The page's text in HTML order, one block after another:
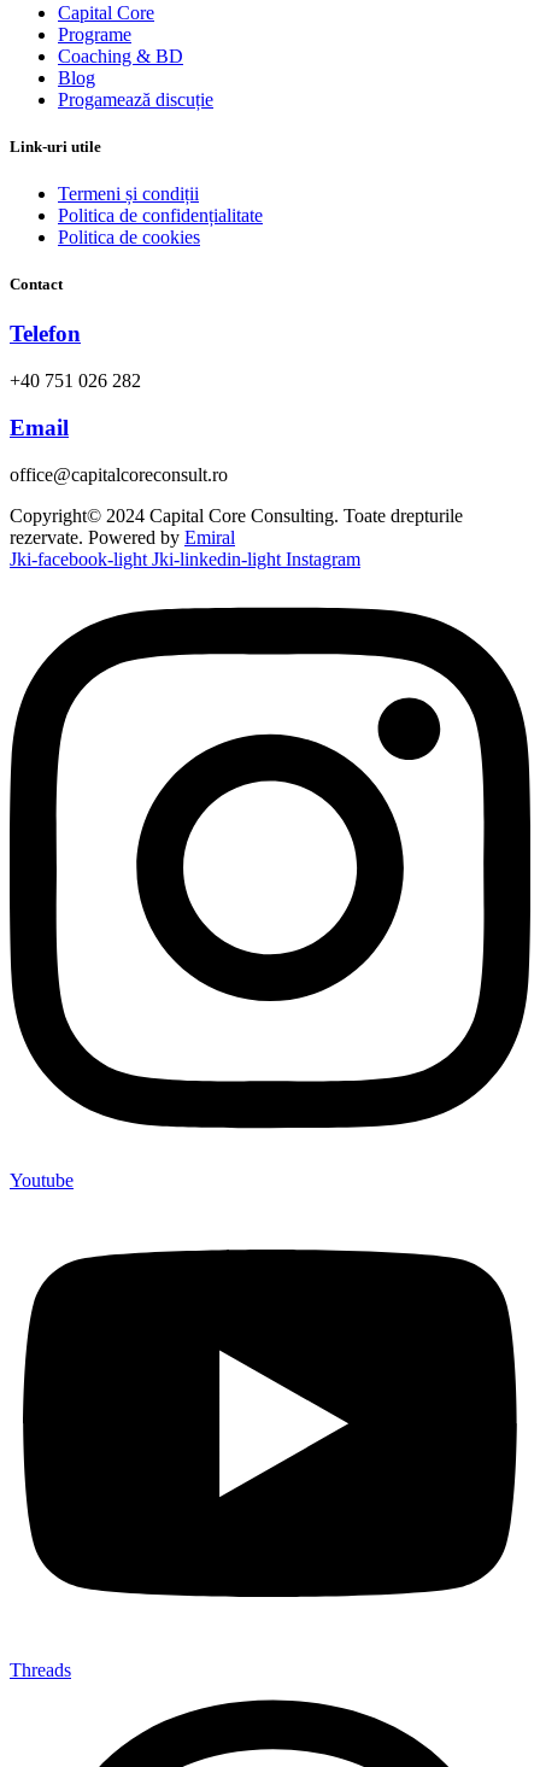
Capital Core
Programe
Coaching & BD
Blog
Progamează discuție
Link-uri utile
Termeni și condiții
Politica de confidențialitate
Politica de cookies
Contact
Telefon
+40 751 026 282
Email
office@capitalcoreconsult.ro
Copyright© 2024 Capital Core Consulting. Toate drepturile
rezervate. Powered by Emiral
Jki-facebook-light Jki-linkedin-light Instagram
Youtube
Threads